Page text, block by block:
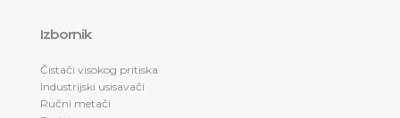
Izbornik
Čistači visokog pritiska
Industrijski usisavači
Ručni metači